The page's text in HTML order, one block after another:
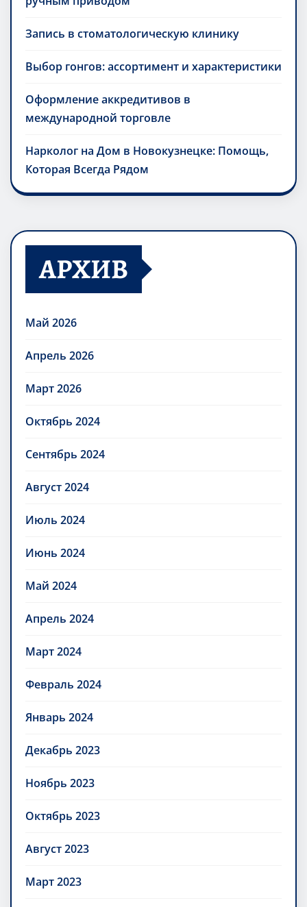
Запись в стоматологическую клинику
Выбор гонгов: ассортимент и характеристики
Оформление аккредитивов в
международной торговле
Нарколог на Дом в Новокузнецке: Помощь,
Которая Всегда Рядом
АРХИВ
Май 2026
Апрель 2026
Март 2026
Октябрь 2024
Сентябрь 2024
Август 2024
Июль 2024
Июнь 2024
Май 2024
Апрель 2024
Март 2024
Февраль 2024
Январь 2024
Декабрь 2023
Ноябрь 2023
Октябрь 2023
Август 2023
Март 2023